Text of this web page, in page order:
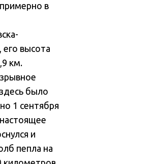
в
его высота
км.
было
1 сентября
и
пепла на